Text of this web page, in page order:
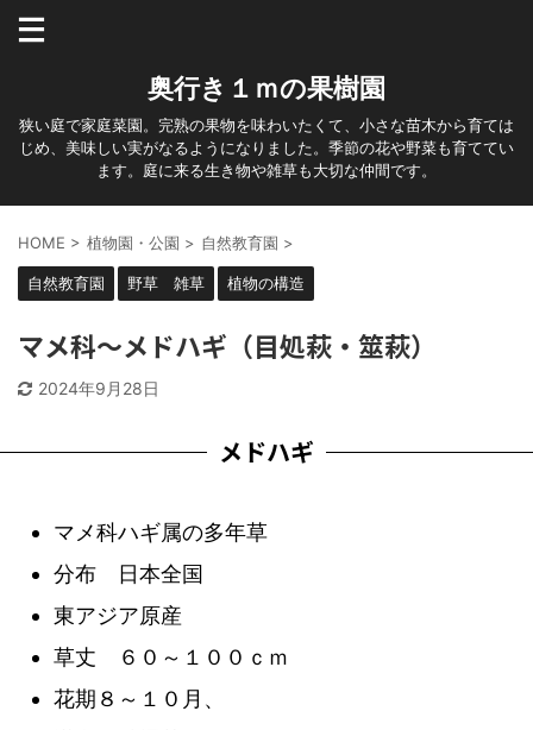
奥行き１ｍの果樹園
狭い庭で家庭菜園。完熟の果物を味わいたくて、小さな苗木から育ては
じめ、美味しい実がなるようになりました。季節の花や野菜も育ててい
ます。庭に来る生き物や雑草も大切な仲間です。
HOME > 植物園・公園 > 自然教育園 >
自然教育園 野草 雑草 植物の構造
マメ科～メドハギ（目処萩・筮萩）
2024年9月28日
メドハギ
マメ科ハギ属の多年草
分布 日本全国
東アジア原産
草丈 ６０～１００ｃｍ
花期８～１０月、